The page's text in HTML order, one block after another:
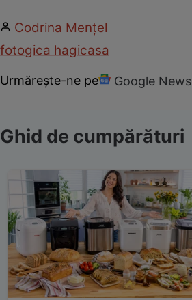
Codrina Mențel
fotogica hagicasa
Urmărește-ne pe Google News
Ghid de cumpărături